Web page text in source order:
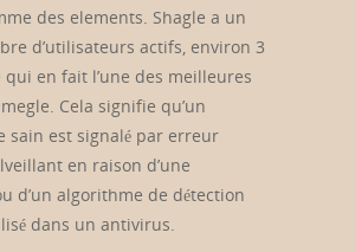
des elements. Shagle a un
d’utilisateurs actifs, environ 3
qui en fait l’une des meilleures
Cela signifie qu’un
sain est signalé par erreur
en raison d’une
d’un algorithme de détection
dans un antivirus.